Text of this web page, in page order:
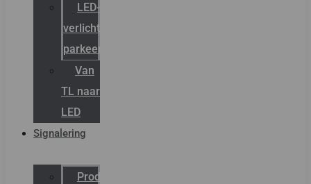
LED-
verlichting
parkeergarage
Van
TL naar
LED
Signalering
Productcatalogus